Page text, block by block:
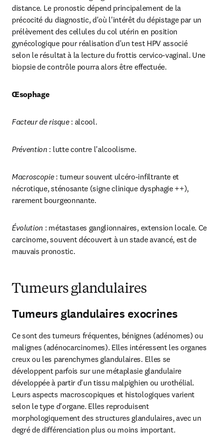
distance. Le pronostic dépend principalement de la
précocité du diagnostic, d'où l'intérêt du dépistage par un
prélèvement des cellules du col utérin en position
gynécologique pour réalisation d'un test HPV associé
selon le résultat à la lecture du frottis cervico-vaginal. Une
biopsie de contrôle pourra alors être effectuée.
Œsophage
Facteur de risque : alcool.
Prévention : lutte contre l'alcoolisme.
Macroscopie : tumeur souvent ulcéro-infiltrante et
nécrotique, sténosante (signe clinique dysphagie ++),
rarement bourgeonnante.
Évolution : métastases ganglionnaires, extension locale. Ce
carcinome, souvent découvert à un stade avancé, est de
mauvais pronostic.
Tumeurs glandulaires
Tumeurs glandulaires exocrines
Ce sont des tumeurs fréquentes, bénignes (adénomes) ou
malignes (adénocarcinomes). Elles intéressent les organes
creux ou les parenchymes glandulaires. Elles se
développent parfois sur une métaplasie glandulaire
développée à partir d'un tissu malpighien ou urothélial.
Leurs aspects macroscopiques et histologiques varient
selon le type d'organe. Elles reproduisent
morphologiquement des structures glandulaires, avec un
degré de différenciation plus ou moins important.